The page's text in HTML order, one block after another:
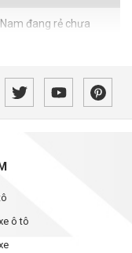
đang rẻ chưa
bản tiền thương
thay đổi đáng chú
bảo hành
hiếm xuất hiện trong
Phương Thúy
ô tô